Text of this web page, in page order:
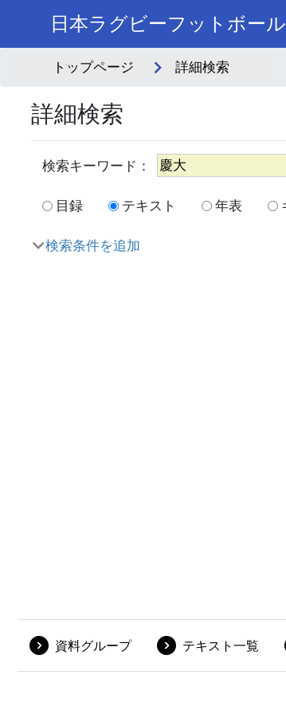
日本ラグビーフットボー
トップページ 詳細検索
詳細検索
目録 テキスト 年表
検索条件を追加
資料グループ テキスト一覧